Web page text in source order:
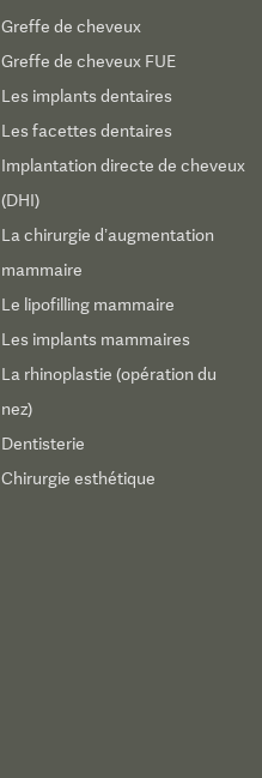
Greffe de cheveux
Greffe de cheveux FUE
Les implants dentaires
Les facettes dentaires
Implantation directe de cheveux
(DHI)
La chirurgie d’augmentation
mammaire
Le lipofilling mammaire
Les implants mammaires
La rhinoplastie (opération du
nez)
Dentisterie
Chirurgie esthétique